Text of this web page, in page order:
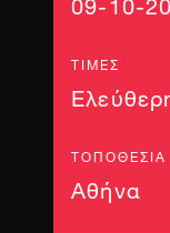
ΤΙΜΈΣ
ΤΟΠΟΘΕΣΊΑ
Αθήνα